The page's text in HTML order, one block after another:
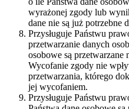
wyrażonej zgody lub
dane nie są już potrzebne
Przysługuje Państwu
przetwarzanie danych
osobowe są przetwarzane
Wycofanie zgody nie
przetwarzania, którego
jej wycofaniem.
Przysługuje Państwu